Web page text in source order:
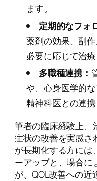
ます。
定期的なフォ
薬剤の効果、副作
必要に応じて治療
多職種連携：
や、心身医学的
精神科医との連携
筆者の臨床経験上、
症状の改善を実感さ
が長期化する方には
ーアップと、場合に
が、QOL改善への近